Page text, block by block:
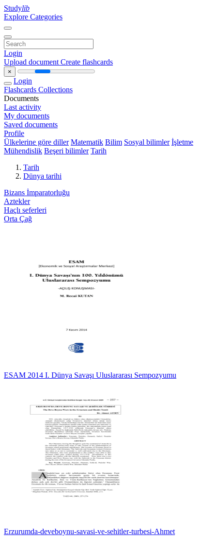
Studylib
Explore Categories
Login
Upload document Create flashcards
×
Login
Flashcards Collections
Documents
Last activity
My documents
Saved documents
Profile
Ülkelerine göre diller Matematik Bilim Sosyal bilimler İşletme
Mühendislik Beşeri bilimler Tarih
Tarih
Dünya tarihi
Bizans İmparatorluğu
Aztekler
Haçlı seferleri
Orta Çağ
ESAM 2014 I. Dünya Savaşı Uluslararası Sempozyumu
Erzurumda-deveboynu-savasi-ve-sehitler-turbesi-Ahmet